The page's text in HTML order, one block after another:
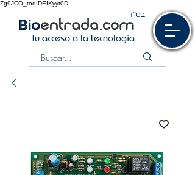
Zg9JCO_todIDEIKyyt0D
Tu acceso a la tecnología
בס“ד